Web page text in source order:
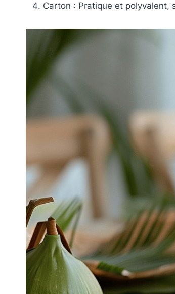
Carton : Pratique et polyvalent,